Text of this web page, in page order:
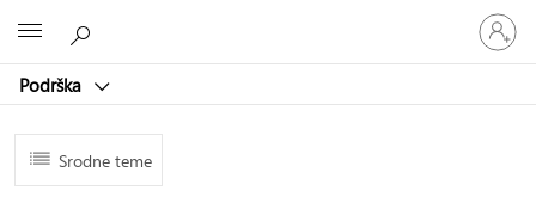
Podrška
Prijavite
se
na
Srodne teme